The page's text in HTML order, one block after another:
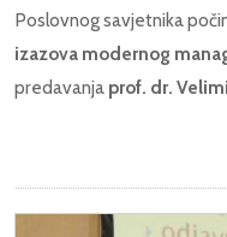
Poslovnog savjetnika
izazova modernog
predavanja prof. dr.